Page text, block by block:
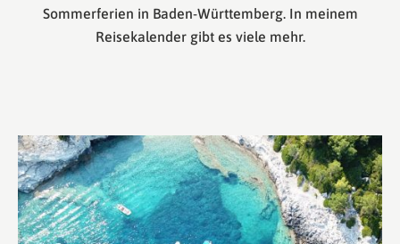
Sommerferien in Baden-Württemberg. In meinem
Reisekalender gibt es viele mehr.